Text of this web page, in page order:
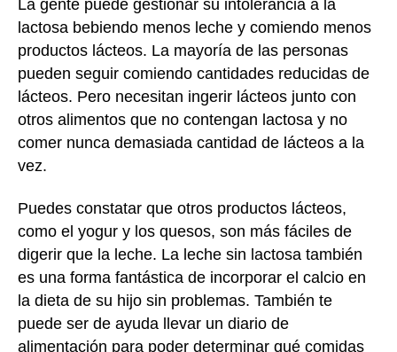
La gente puede gestionar su intolerancia a la
lactosa bebiendo menos leche y comiendo menos
productos lácteos. La mayoría de las personas
pueden seguir comiendo cantidades reducidas de
lácteos. Pero necesitan ingerir lácteos junto con
otros alimentos que no contengan lactosa y no
comer nunca demasiada cantidad de lácteos a la
vez.
Puedes constatar que otros productos lácteos,
como el yogur y los quesos, son más fáciles de
digerir que la leche. La leche sin lactosa también
es una forma fantástica de incorporar el calcio en
la dieta de su hijo sin problemas. También te
puede ser de ayuda llevar un diario de
alimentación para poder determinar qué comidas